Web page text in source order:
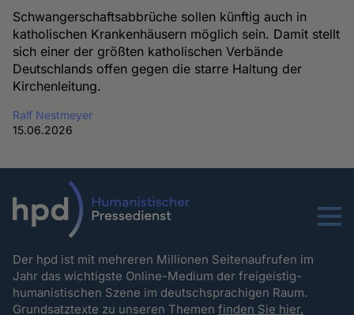
Schwangerschaftsabbrüche sollen künftig auch in
katholischen Krankenhäusern möglich sein. Damit stellt
sich einer der größten katholischen Verbände
Deutschlands offen gegen die starre Haltung der
Kirchenleitung.
Ralf Nestmeyer
15.06.2026
Menu
Der hpd ist mit mehreren Millionen Seitenaufrufen im
Jahr das wichtigste Online-Medium der freigeistig-
humanistischen Szene im deutschsprachigen Raum.
Grundsatztexte zu unseren Themenfinden Sie hier.